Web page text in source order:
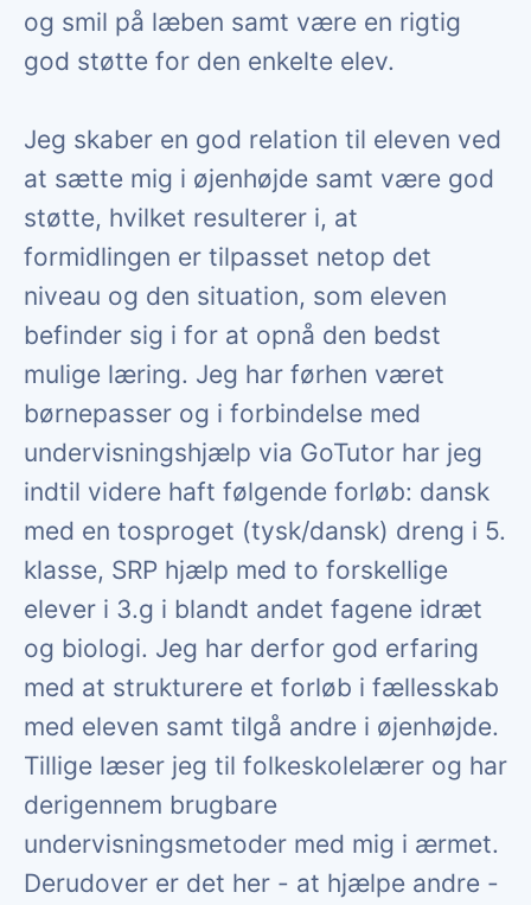
og smil på læben samt være en rigtig
god støtte for den enkelte elev.
Jeg skaber en god relation til eleven ved
at sætte mig i øjenhøjde samt være god
støtte, hvilket resulterer i, at
formidlingen er tilpasset netop det
niveau og den situation, som eleven
befinder sig i for at opnå den bedst
mulige læring. Jeg har førhen været
børnepasser og i forbindelse med
undervisningshjælp via GoTutor har jeg
indtil videre haft følgende forløb: dansk
med en tosproget (tysk/dansk) dreng i 5.
klasse, SRP hjælp med to forskellige
elever i 3.g i blandt andet fagene idræt
og biologi. Jeg har derfor god erfaring
med at strukturere et forløb i fællesskab
med eleven samt tilgå andre i øjenhøjde.
Tillige læser jeg til folkeskolelærer og har
derigennem brugbare
undervisningsmetoder med mig i ærmet.
Derudover er det her - at hjælpe andre -